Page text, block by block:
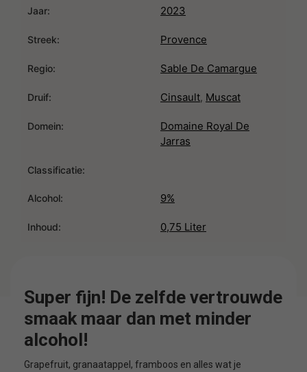
Jaar: 2023
Streek: Provence
Regio: Sable De Camargue
Druif: Cinsault, Muscat
Domein:
Domaine Royal De
Jarras
Classificatie:
Alcohol: 9%
Inhoud: 0,75 Liter
Super fijn! De zelfde vertrouwde
smaak maar dan met minder
alcohol!
Grapefruit, granaatappel, framboos en alles wat je